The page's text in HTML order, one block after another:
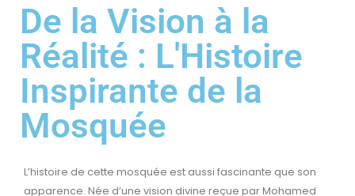
De la Vision à la
Réalité : L'Histoire
Inspirante de la
Mosquée
L’histoire de cette mosquée est aussi fascinante que son
apparence. Née d’une vision divine reçue par Mohamed